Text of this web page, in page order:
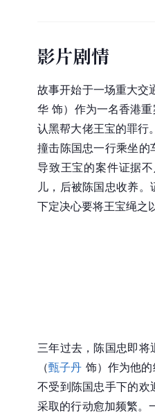
影片剧情
故事开始于一场重大交
华 饰）作为一名香港
认黑帮大佬王宝的罪行
撞击陈国忠一行乘坐
导致王宝的案件证据
儿，后被陈国忠收养。
下定决心要将王宝绳之
三年过去，陈国忠即
（甄子丹 饰）作为他
不受到陈国忠手下的欢
采取的行动愈加频繁。